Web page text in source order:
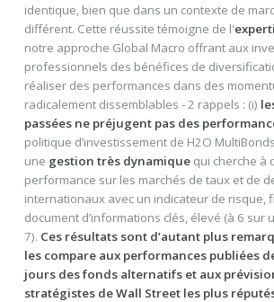
identique, bien que dans un contexte de
différent. Cette réussite témoigne de l'
notre approche Global Macro offrant aux
professionnels des bénéfices de
réaliser des performances dans des
radicalement dissemblables - 2 rappels : (i)
passées ne préjugent pas des
politique d’investissement de H2O
une gestion très dynamiquequi cherche à
performance sur les marchés de taux et de
internationaux avec un indicateur de risque,
document d’informations clés, élevé (à 6 sur
7). Ces résultats sont d’autant plus
les compare aux performances publiées
jours des fonds alternatifs et aux
stratégistes de Wall Street les plus